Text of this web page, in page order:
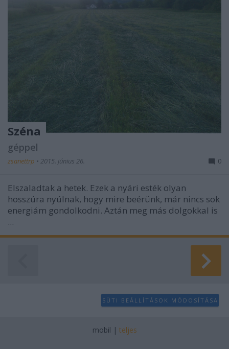
Széna
géppel
zsanettrp • 2015. június 26. 0
Elszaladtak a hetek. Ezek a nyári esték olyan
hosszúra nyúlnak, hogy mire beérünk, már nincs sok
energiám gondolkodni. Aztán meg más dolgokkal is
...
SÜTI BEÁLLÍTÁSOK MÓDOSÍTÁSA
mobil | teljes